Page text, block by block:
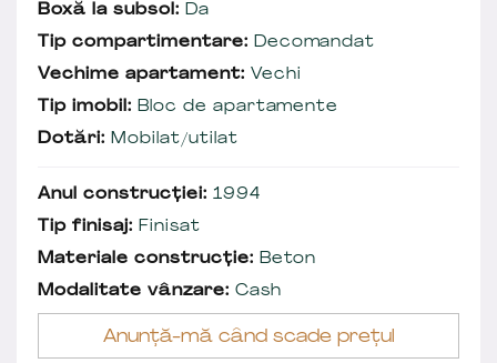
Boxă la subsol: Da
Tip compartimentare: Decomandat
Vechime apartament: Vechi
Tip imobil: Bloc de apartamente
Dotări: Mobilat/utilat
Anul construcției: 1994
Tip finisaj: Finisat
Materiale construcție: Beton
Modalitate vânzare: Cash
Anunță-mă când scade prețul